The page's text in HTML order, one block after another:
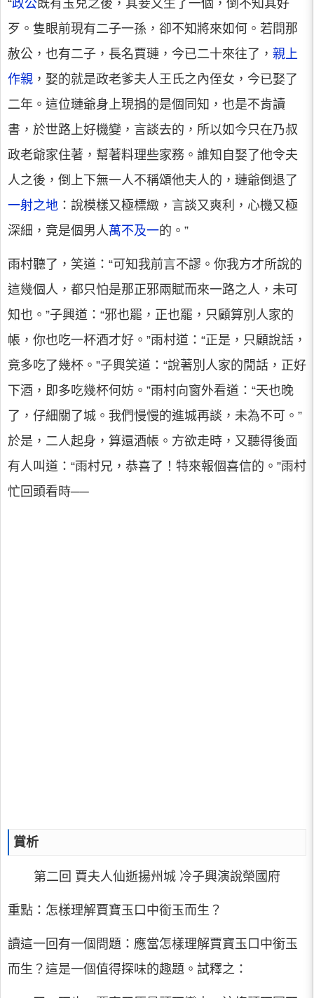
“政公既有玉兒之後，其妾又生了一個，倒不知其好
歹。隻眼前現有二子一孫，卻不知將來如何。若問那
赦公，也有二子，長名賈璉，今已二十來往了， 親上
作親 ，娶的就是政老爹夫人王氏之內侄女，今已娶了
二年。這位璉爺身上現捐的是個同知，也是不肯讀
書，於世路上好機變，言談去的，所以如今只在乃叔
政老爺家住著，幫著料理些家務。誰知自娶了他令夫
人之後，倒上下無一人不稱頌他夫人的，璉爺倒退了
一射之地 ：說模樣又極標緻，言談又爽利，心機又極
深細，竟是個男人萬不及一的。”
雨村聽了，笑道：“可知我前言不謬。你我方才所說的
這幾個人，都只怕是那正邪兩賦而來一路之人，未可
知也。”子興道：“邪也罷，正也罷，只顧算別人家的
帳，你也吃一杯酒才好。”雨村道：“正是，只顧說話，
竟多吃了幾杯。”子興笑道：“說著別人家的閒話，正好
下酒，即多吃幾杯何妨。”雨村向窗外看道：“天也晚
了，仔細關了城。我們慢慢的進城再談，未為不可。”
於是，二人起身，算還酒帳。方欲走時，又聽得後面
有人叫道：“雨村兄，恭喜了！特來報個喜信的。”雨村
忙回頭看時──
賞析
第二回 賈夫人仙逝揚州城 冷子興演說榮國府
重點：怎樣理解賈寶玉口中銜玉而生？
讀這一回有一個問題：應當怎樣理解賈寶玉口中銜玉
而生？這是一個值得探味的趣題。試釋之：